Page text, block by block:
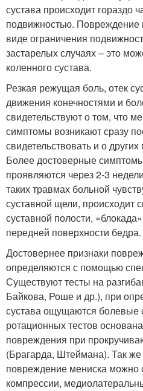
сустава происходит гораздо
подвижностью. Повреждение
виде ограничения
застарелых случаях – это
коленного сустава.
Резкая режущая боль, отек
движения конечностями и
свидетельствуют о том, что
симптомы возникают сразу
свидетельствовать и о
Более достоверные
проявляются через 2-3
таких травмах больной
суставной щели, происходит
суставной полости,
передней поверхности бедра.
Достовернее признаки
определяются с помощью
Существуют тесты на
Байкова, Роше и др.), при
сустава ощущаются болевые
ротационных тестов
повреждения при
(Брагарда, Штеймана). Так же
повреждение мениска
компрессии,